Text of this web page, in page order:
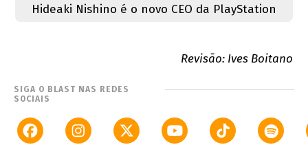
Hideaki Nishino é o novo CEO da PlayStation
Revisão: Ives Boitano
SIGA O BLAST NAS REDES
SOCIAIS